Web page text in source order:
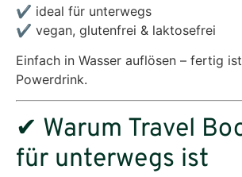
✔ ideal für unterwegs
✔ vegan, glutenfrei & laktosefrei
Einfach in Wasser auflösen – fertig
Powerdrink.
✔ Warum Travel
für unterwegs ist